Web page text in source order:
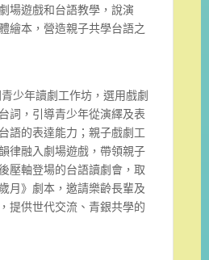
場遊戲和台語教學，說演
繪本， 營造親子共學台語之
少年讀劇工作坊，選用戲劇
詞，引導青少年從演繹及表
語的表達能力； 親子戲劇工
律融入劇場遊戲， 帶領親子
壓軸登場的台語讀劇會，取
月》劇本，邀請樂齡長輩及
提供世代交流、青銀共學的